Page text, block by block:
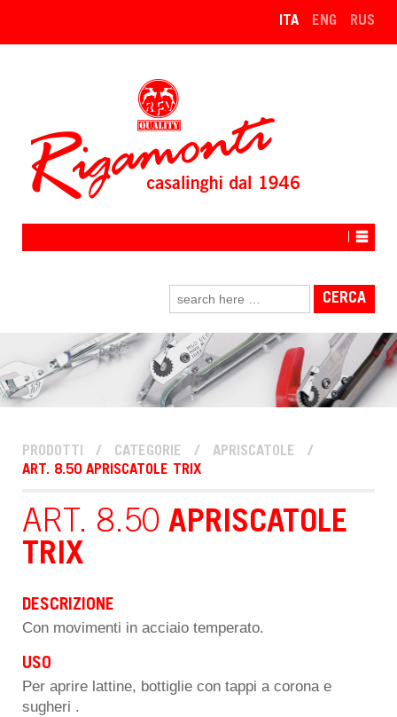
RUS
ENG
ITA
PRODOTTI / CATEGORIE / APRISCATOLE
/
ART. 8.50 APRISCATOLE TRIX
ART. 8.50 APRISCATOLE
TRIX
DESCRIZIONE
Con movimenti in acciaio temperato.
USO
Per aprire lattine, bottiglie con tappi a corona e
sugheri .